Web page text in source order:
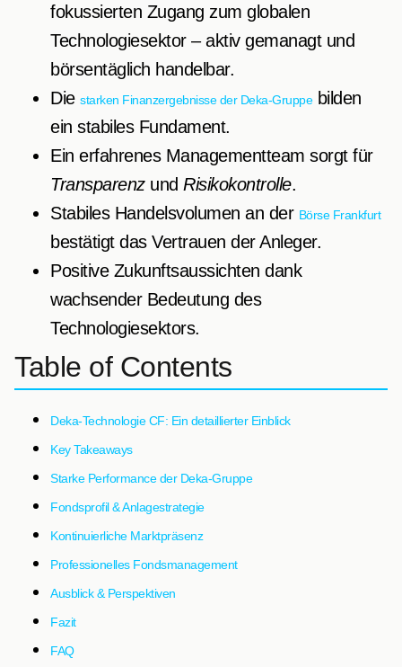
fokussierten Zugang zum globalen
Technologiesektor – aktiv gemanagt und
börsentäglich handelbar.
Die starken Finanzergebnisse der Deka-Gruppebilden
ein stabiles Fundament.
Ein erfahrenes Managementteam sorgt für
Transparenzund Risikokontrolle.
Stabiles Handelsvolumen an der Börse Frankfurt
bestätigt das Vertrauen der Anleger.
Positive Zukunftsaussichten dank
wachsender Bedeutung des
Technologiesektors.
Table of Contents
Deka-Technologie CF: Ein detaillierter Einblick
Key Takeaways
Starke Performance der Deka-Gruppe
Fondsprofil & Anlagestrategie
Kontinuierliche Marktpräsenz
Professionelles Fondsmanagement
Ausblick & Perspektiven
Fazit
FAQ